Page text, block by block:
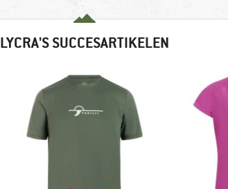
LYCRA'S SUCCESARTIKELEN